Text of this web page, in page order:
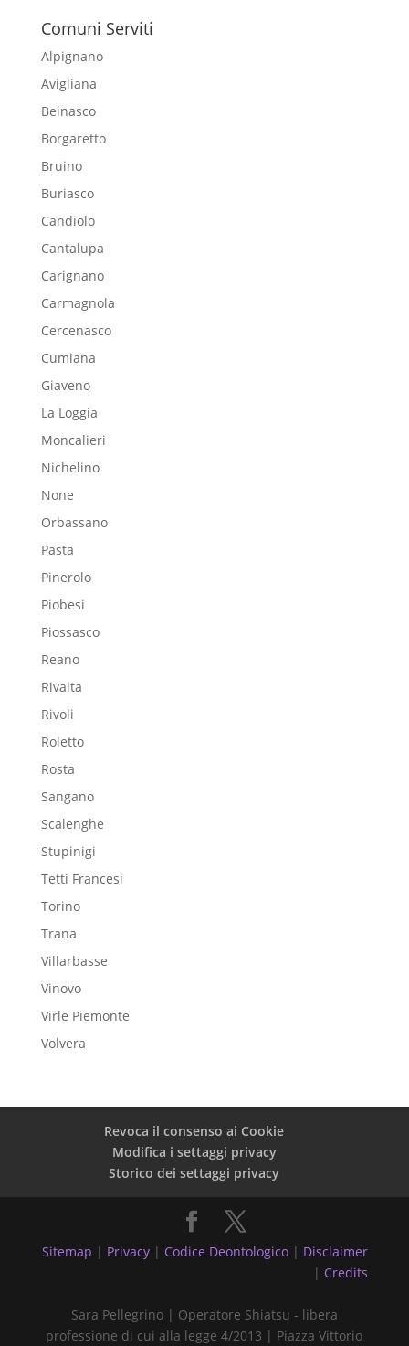
Comuni Serviti
Alpignano
Avigliana
Beinasco
Borgaretto
Bruino
Buriasco
Candiolo
Cantalupa
Carignano
Carmagnola
Cercenasco
Cumiana
Giaveno
La Loggia
Moncalieri
Nichelino
None
Orbassano
Pasta
Pinerolo
Piobesi
Piossasco
Reano
Rivalta
Rivoli
Roletto
Rosta
Sangano
Scalenghe
Stupinigi
Tetti Francesi
Torino
Trana
Villarbasse
Vinovo
Virle Piemonte
Volvera
Revoca il consenso ai Cookie
Modifica i settaggi privacy
Storico dei settaggi privacy
Sitemap | Privacy | Codice Deontologico | Disclaimer
| Credits
Sara Pellegrino | Operatore Shiatsu - libera
professione di cui alla legge 4/2013 | Piazza Vittorio